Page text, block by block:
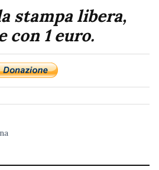
stampa libera,
con 1 euro.